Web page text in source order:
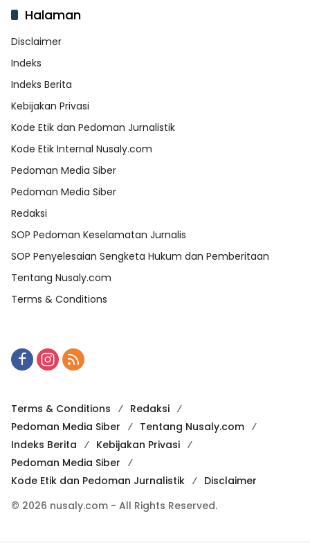
Halaman
Disclaimer
Indeks
Indeks Berita
Kebijakan Privasi
Kode Etik dan Pedoman Jurnalistik
Kode Etik Internal Nusaly.com
Pedoman Media Siber
Pedoman Media Siber
Redaksi
SOP Pedoman Keselamatan Jurnalis
SOP Penyelesaian Sengketa Hukum dan Pemberitaan
Tentang Nusaly.com
Terms & Conditions
Terms & Conditions
Redaksi
Pedoman Media Siber
Tentang Nusaly.com
Indeks Berita
Kebijakan Privasi
Pedoman Media Siber
Kode Etik dan Pedoman Jurnalistik
Disclaimer
© 2026 nusaly.com - All Rights Reserved.